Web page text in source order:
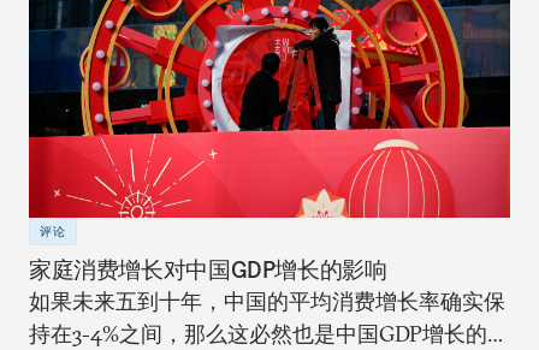
评论
家庭消费增长对中国GDP增长的影响
如果未来五到十年，中国的平均消费增长率确实保
持在3-4%之间，那么这必然也是中国GDP增长的上